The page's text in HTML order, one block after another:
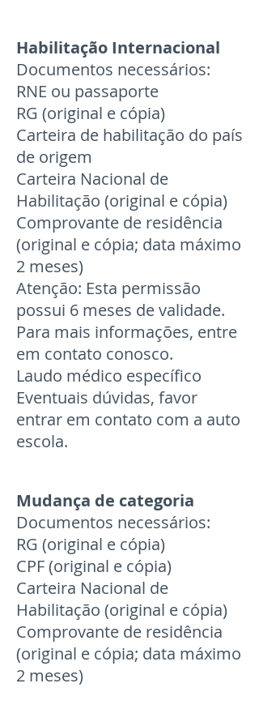
Habilitação Internacional
Documentos necessários:
RNE ou passaporte
RG (original e cópia)
Carteira de habilitação do país
de origem
Carteira Nacional de
Habilitação (original e cópia)
Comprovante de residência
(original e cópia; data máximo
2 meses)
Atenção: Esta permissão
possui 6 meses de validade.
Para mais informações, entre
em contato conosco.
Laudo médico específico
Eventuais dúvidas, favor
entrar em contato com a auto
escola.
Mudança de categoria
Documentos necessários:
RG (original e cópia)
CPF (original e cópia)
Carteira Nacional de
Habilitação (original e cópia)
Comprovante de residência
(original e cópia; data máximo
2 meses)